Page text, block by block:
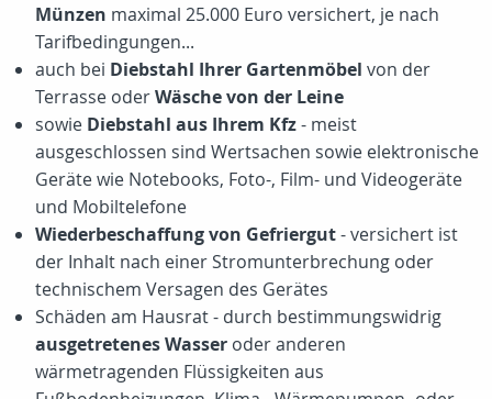
Münzen maximal 25.000 Euro versichert, je nach
Tarifbedingungen...
auch bei Diebstahl Ihrer Gartenmöbel von der
Terrasse oderWäsche von der Leine
sowie Diebstahl aus Ihrem Kfz- meist
ausgeschlossen sind Wertsachen sowie elektronische
Geräte wie Notebooks, Foto-, Film- und Videogeräte
und Mobiltelefone
Wiederbeschaffung von Gefriergut- versichert ist
der Inhalt nach einer Stromunterbrechung oder
technischem Versagen des Gerätes
Schäden am Hausrat - durch bestimmungswidrig
ausgetretenes Wasser oder anderen
wärmetragenden Flüssigkeiten aus